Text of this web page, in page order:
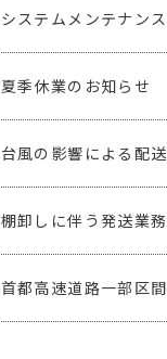
システムメンテナン
夏季休業のお知らせ
台風の影響による配
棚卸しに伴う発送業
首都高速道路一部区